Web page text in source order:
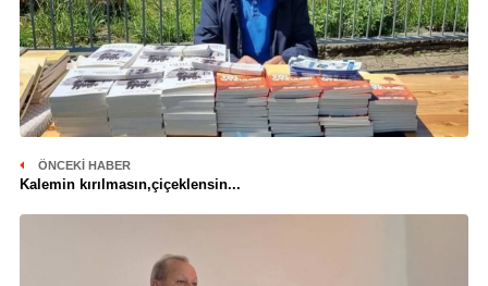
ÖNCEKI HABER
Kalemin kırılmasın,çiçeklensin...